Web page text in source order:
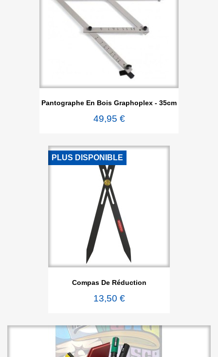
Pantographe En Bois Graphoplex - 35cm
49,95 €
Compas De Réduction
13,50 €
PLUS DISPONIBLE